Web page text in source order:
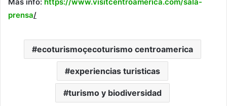
prensa/
ecoturismoçecoturismo centroamerica
experiencias turisticas
turismo y biodiversidad